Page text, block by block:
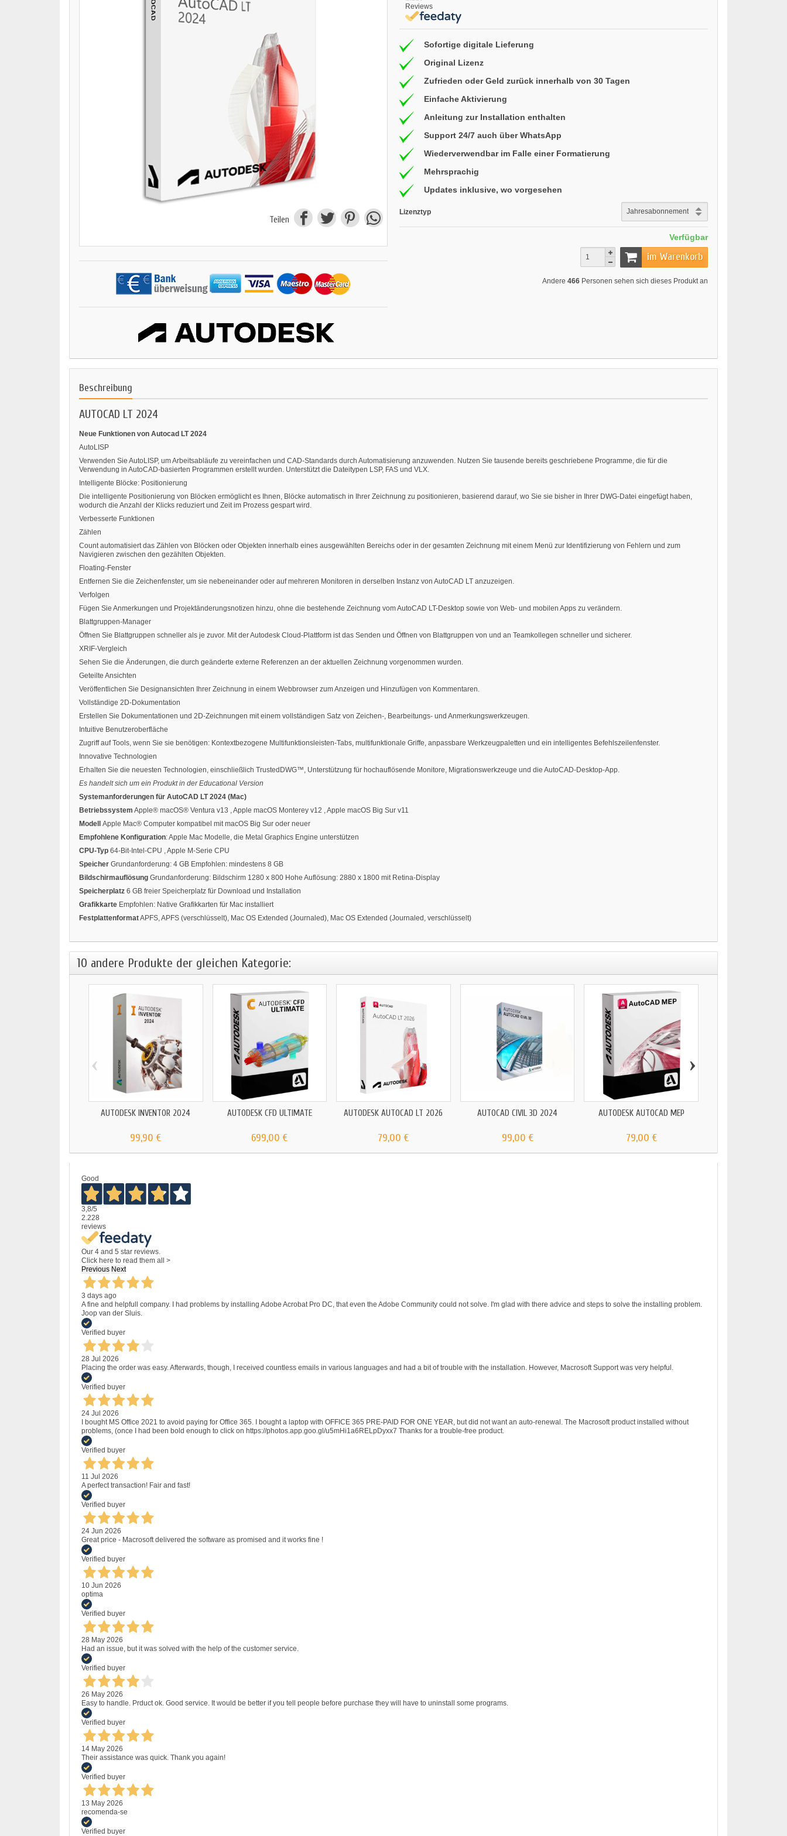
Teilen
Reviews
Sofortige digitale Lieferung
Original Lizenz
Zufrieden oder Geld zurück innerhalb von 30 Tagen
Einfache Aktivierung
Anleitung zur Installation enthalten
Support 24/7 auch über WhatsApp
Wiederverwendbar im Falle einer Formatierung
Mehrsprachig
Updates inklusive, wo vorgesehen
Lizenztyp
Verfügbar
im Warenkorb
Andere 466 Personen sehen sich dieses Produkt an
Beschreibung
AUTOCAD LT 2024
Neue Funktionen von Autocad LT 2024
AutoLISP
Verwenden Sie AutoLISP, um Arbeitsabläufe zu vereinfachen und CAD-Standards durch Automatisierung anzuwenden. Nutzen Sie tausende bereits geschriebene Programme, die für die
Verwendung in AutoCAD-basierten Programmen erstellt wurden. Unterstützt die Dateitypen LSP, FAS und VLX.
Intelligente Blöcke: Positionierung
Die intelligente Positionierung von Blöcken ermöglicht es Ihnen, Blöcke automatisch in Ihrer Zeichnung zu positionieren, basierend darauf, wo Sie sie bisher in Ihrer DWG-Datei eingefügt haben,
wodurch die Anzahl der Klicks reduziert und Zeit im Prozess gespart wird.
Verbesserte Funktionen
Zählen
Count automatisiert das Zählen von Blöcken oder Objekten innerhalb eines ausgewählten Bereichs oder in der gesamten Zeichnung mit einem Menü zur Identifizierung von Fehlern und zum
Navigieren zwischen den gezählten Objekten.
Floating-Fenster
Entfernen Sie die Zeichenfenster, um sie nebeneinander oder auf mehreren Monitoren in derselben Instanz von AutoCAD LT anzuzeigen.
Verfolgen
Fügen Sie Anmerkungen und Projektänderungsnotizen hinzu, ohne die bestehende Zeichnung vom AutoCAD LT-Desktop sowie von Web- und mobilen Apps zu verändern.
Blattgruppen-Manager
Öffnen Sie Blattgruppen schneller als je zuvor. Mit der Autodesk Cloud-Plattform ist das Senden und Öffnen von Blattgruppen von und an Teamkollegen schneller und sicherer.
XRIF-Vergleich
Sehen Sie die Änderungen, die durch geänderte externe Referenzen an der aktuellen Zeichnung vorgenommen wurden.
Geteilte Ansichten
Veröffentlichen Sie Designansichten Ihrer Zeichnung in einem Webbrowser zum Anzeigen und Hinzufügen von Kommentaren.
Vollständige 2D-Dokumentation
Erstellen Sie Dokumentationen und 2D-Zeichnungen mit einem vollständigen Satz von Zeichen-, Bearbeitungs- und Anmerkungswerkzeugen.
Intuitive Benutzeroberfläche
Zugriff auf Tools, wenn Sie sie benötigen: Kontextbezogene Multifunktionsleisten-Tabs, multifunktionale Griffe, anpassbare Werkzeugpaletten und ein intelligentes Befehlszeilenfenster.
Innovative Technologien
Erhalten Sie die neuesten Technologien, einschließlich TrustedDWG™, Unterstützung für hochauflösende Monitore, Migrationswerkzeuge und die AutoCAD-Desktop-App.
Es handelt sich um ein Produkt in der Educational Version
Systemanforderungen für AutoCAD LT 2024 (Mac)
Betriebssystem Apple® macOS® Ventura v13 , Apple macOS Monterey v12 , Apple macOS Big Sur v11
Modell
Apple Mac® Computer kompatibel mit macOS Big Sur oder neuer
Empfohlene Konfiguration: Apple Mac Modelle, die Metal Graphics Engine unterstützen
CPU-Typ 64-Bit-Intel-CPU , Apple M-Serie CPU
Speicher Grundanforderung: 4 GB Empfohlen: mindestens 8 GB
Bildschirmauflösung Grundanforderung: Bildschirm 1280 x 800 Hohe Auflösung: 2880 x 1800 mit Retina-Display
Speicherplatz 6 GB freier Speicherplatz für Download und Installation
Grafikkarte Empfohlen: Native Grafikkarten für Mac installiert
FestplattenformatAPFS, APFS (verschlüsselt), Mac OS Extended (Journaled), Mac OS Extended (Journaled, verschlüsselt)
10 andere Produkte der gleichen Kategorie:
AUTODESK INVENTOR 2024
99,90 €
AUTODESK CFD ULTIMATE
699,00 €
AUTODESK AUTOCAD LT 2026
79,00 €
AUTOCAD CIVIL 3D 2024
99,00 €
AUTODESK AUTOCAD MEP
79,00 €
‹ ›
Good
3,8/5
2.228
reviews
Our 4 and 5 star reviews.
Click here to read them all >
Previous Next
3 days ago
A fine and helpfull company. I had problems by installing Adobe Acrobat Pro DC, that even the Adobe Community could not solve. I'm glad with there advice and steps to solve the installing problem.
Joop van der Sluis.
Verified buyer
28 Jul 2026
Placing the order was easy. Afterwards, though, I received countless emails in various languages and had a bit of trouble with the installation. However, Macrosoft Support was very helpful.
Verified buyer
24 Jul 2026
I bought MS Office 2021 to avoid paying for Office 365. I bought a laptop with OFFICE 365 PRE-PAID FOR ONE YEAR, but did not want an auto-renewal. The Macrosoft product installed without
problems, (once I had been bold enough to click on https://photos.app.goo.gl/u5mHi1a6RELpDyxx7 Thanks for a trouble-free product.
Verified buyer
11 Jul 2026
A perfect transaction! Fair and fast!
Verified buyer
24 Jun 2026
Great price - Macrosoft delivered the software as promised and it works fine !
Verified buyer
10 Jun 2026
optima
Verified buyer
28 May 2026
Had an issue, but it was solved with the help of the customer service.
Verified buyer
26 May 2026
Easy to handle. Prduct ok. Good service. It would be better if you tell people before purchase they will have to uninstall some programs.
Verified buyer
14 May 2026
Their assistance was quick. Thank you again!
Verified buyer
13 May 2026
recomenda-se
Verified buyer